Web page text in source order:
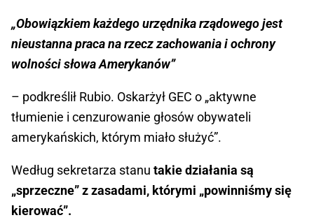
„Obowiązkiem każdego urzędnika rządowego jest
nieustanna praca na rzecz zachowania i ochrony
wolności słowa Amerykanów”
– podkreślił Rubio. Oskarżył GEC o „aktywne
tłumienie i cenzurowanie głosów obywateli
amerykańskich, którym miało służyć”.
Według sekretarza stanu takie działania są
„sprzeczne” z zasadami, którymi „powinniśmy się
kierować”.